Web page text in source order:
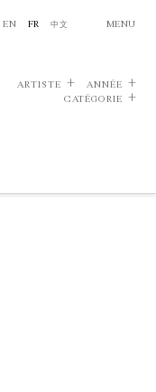
EN FR 中文 MENU
ARTISTE
ANNÉE
CATÉGORIE